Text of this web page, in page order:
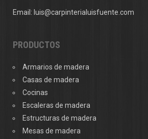
Email: luis@carpinterialuisfuente.com
PRODUCTOS
Armarios de madera
Casas de madera
Cocinas
Escaleras de madera
Estructuras de madera
Mesas de madera